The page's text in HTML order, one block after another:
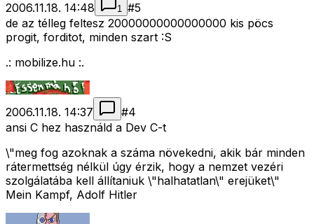
2006.11.18. 14:48 1 #5
de az télleg feltesz 20000000000000000 kis pöcs
progit, forditot, minden szart :S
.: mobilize.hu :.
2006.11.18. 14:37 #4
ansi C hez használd a Dev C-t
\"meg fog azoknak a száma növekedni, akik bár minden
rátermettség nélkül úgy érzik, hogy a nemzet vezéri
szolgálatába kell állítaniuk \"halhatatlan\" erejüket\"
Mein Kampf, Adolf Hitler